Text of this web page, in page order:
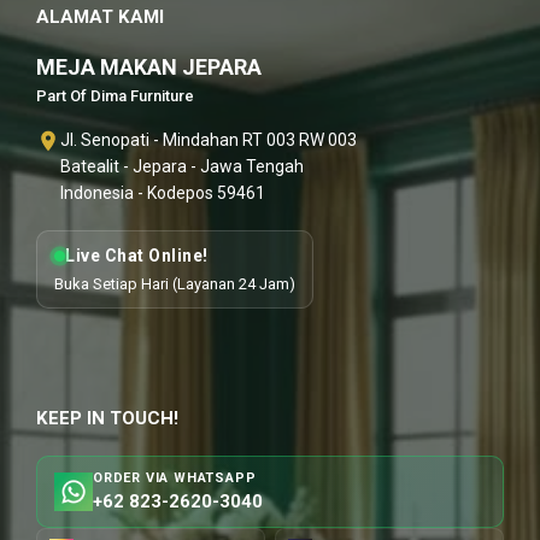
ALAMAT KAMI
MEJA MAKAN JEPARA
Part Of Dima Furniture
Jl. Senopati - Mindahan RT 003 RW 003
Batealit - Jepara - Jawa Tengah
Indonesia - Kodepos 59461
Live Chat Online!
Buka Setiap Hari (Layanan 24 Jam)
KEEP IN TOUCH!
ORDER VIA WHATSAPP
+62 823-2620-3040